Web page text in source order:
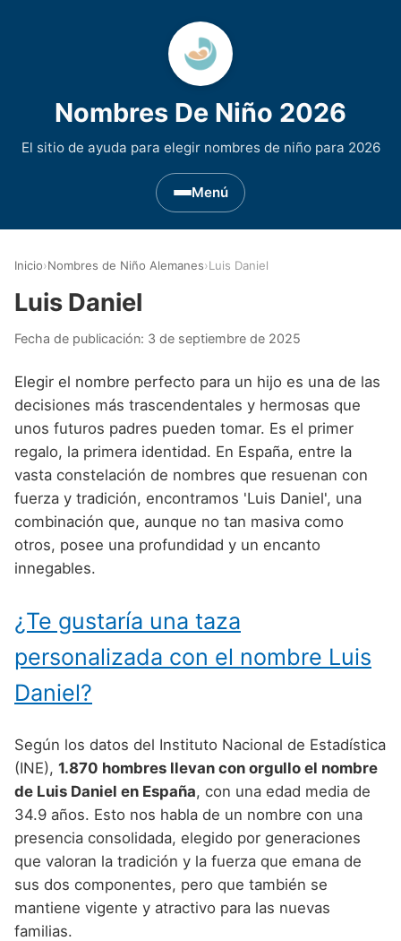
Nombres De Niño 2026
El sitio de ayuda para elegir nombres de niño para 2026
Menú
Nombres de niño que empiezan por D
Nombres de niño que empiezan por E
Nombres de niño que empiezan por F
Nombres de niño que empiezan por G
Nombres de niño que empiezan por H
Nombres de niño que empiezan por I
Nombres de niño que empiezan por K
Nombres de niño que empiezan por L
Nombres de niño que empiezan por M
Nombres de niño que empiezan por N
Nombres de niño que empiezan por O
Nombres de niño que empiezan por P
Nombres de niño que empiezan por Q
Nombres de niño que empiezan por R
Nombres de niño que empiezan por S
Nombres de Niño Asturianos
Nombres de Niño Baleares
Nombres de Niño Canarios
Nombres de Niño Cantabros
Nombres de Niño Castellanos
Nombres de Niño Madrileños
Nombres de Niño Navarros
Nombres de Niño Riojanos
Nombres de Niño Valencianos
Nombres de Niño Vascos
Nombres de Niño Celtas
Nombres de Niño Egipcios
Nombres de Niño Griegos
Nombres de Niño Mitologicos
Nombres de Niño Romanos
Nombres de Niño Alemanes
Nombres de Niño Americanos
Nombres de Niño Arabes
Nombres de Niño Chinos
Nombres de Niño Franceses
Nombres de Niño Hispanoamericanos
Nombres de Niño Ingleses
Nombres de Niño Italianos
Nombres de Niño Marroquíes
Nombres de Niño Portugueses
Nombres de Niño Rumanos
Nombres de Niño Rusos
Nombres de Niño Suecos
Buscar
Inicio›Nombres de Niño Alemanes›Luis Daniel
Luis Daniel
Fecha de publicación: 3 de septiembre de 2025
Elegir el nombre perfecto para un hijo es una de las
decisiones más trascendentales y hermosas que
unos futuros padres pueden tomar. Es el primer
regalo, la primera identidad. En España, entre la
vasta constelación de nombres que resuenan con
fuerza y tradición, encontramos 'Luis Daniel', una
combinación que, aunque no tan masiva como
otros, posee una profundidad y un encanto
innegables.
¿Te gustaría una taza
personalizada con el nombre Luis
Daniel?
Según los datos del Instituto Nacional de Estadística
(INE), 1.870 hombres llevan con orgullo el nombre
de Luis Daniel en España, con una edad media de
34.9 años. Esto nos habla de un nombre con una
presencia consolidada, elegido por generaciones
que valoran la tradición y la fuerza que emana de
sus dos componentes, pero que también se
mantiene vigente y atractivo para las nuevas
familias.